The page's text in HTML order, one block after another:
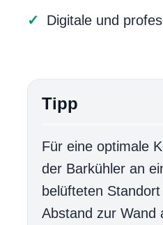
Digitale und
Tipp
Für eine optimale
der Barkühler an
belüfteten
Abstand zur Wand